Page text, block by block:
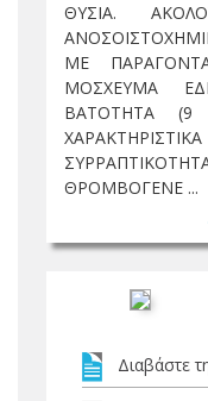
ΘΥΣΙΑ.
ΜΕ
ΜΟΣΧΕΥΜΑ
ΒΑΤΟΤΗΤΑ (9
ΘΡΟΜΒΟΓΕΝΕ ...
Διαβάστε